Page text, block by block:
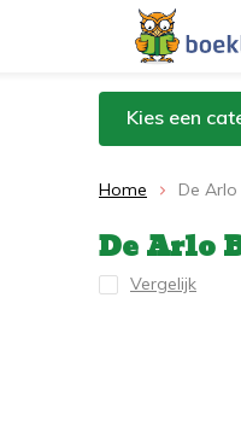
Kies een
Home De
De Arlo
Vergelijk